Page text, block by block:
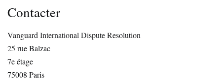
Contacter
Vanguard International Dispute Resolution
25 rue Balzac
7e étage
75008 Paris